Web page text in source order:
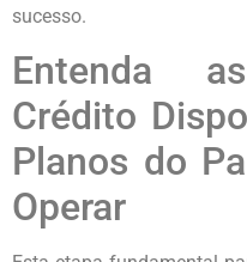
sucesso.
Entenda
Crédito
Planos do
Operar